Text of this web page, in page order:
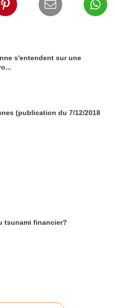
s'entendent sur une
(publication du 7/12/2018
tsunami financier?